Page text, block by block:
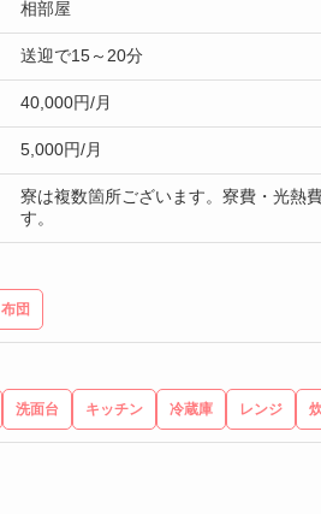
相部屋
送迎で15～20分
40,000円/月
5,000円/月
寮は複数箇所ございます。寮費・光熱
す。
布団
洗面台 キッチン 冷蔵庫 レンジ